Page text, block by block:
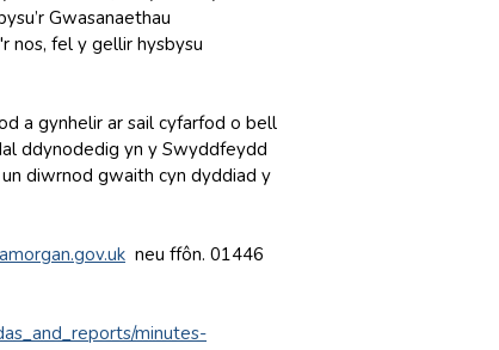
Gwasanaethau
nos, fel y gellir hysbysu
a gynhelir ar sail cyfarfod o bell
ddynodedig yn y Swyddfeydd
diwrnod gwaith cyn dyddiad y
neu ffôn. 01446
minutes-